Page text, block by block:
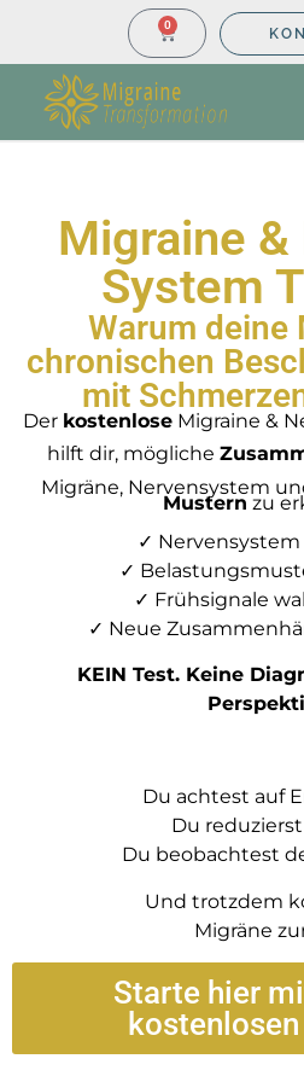
0
Migraine &
System
Warum deine
chronischen
mit
Der kostenlose Migraine &
hilft dir, mögliche
Migräne, Nervensystem
Mustern zu
✓
✓
✓ Frühsignale
✓ Neue
KEIN Test. Keine
Du achtest auf
Du reduzierst
Du beobachtest
Und trotzdem
Migräne
Starte hier